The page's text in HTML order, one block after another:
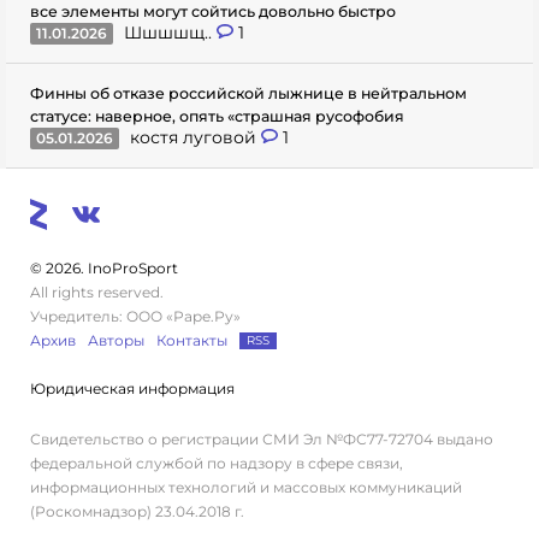
все элементы могут сойтись довольно быстро
11.01.2026
Шшшшщ.. 1
Финны об отказе российской лыжнице в нейтральном
статусе: наверное, опять «страшная русофобия
05.01.2026
костя луговой 1
© 2026. InoProSport
All rights reserved.
Учредитель: ООО «Раре.Ру»
Архив
Авторы Контакты RSS
Юридическая информация
Свидетельство о регистрации СМИ Эл №ФС77-72704 выдано
федеральной службой по надзору в сфере связи,
информационных технологий и массовых коммуникаций
(Роскомнадзор) 23.04.2018 г.